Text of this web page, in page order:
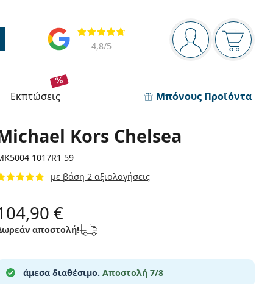
Πίνακας πλοήγησης
Είστε
Το
Αξιολογήσεις
4,8/5
εκπτώσεις Μπόνους Προϊόντα
Kors Chelsea
1017R1 59
με βάση 2 αξιολογήσεις
€
αποστολή!
άμεσα διαθέσιμο. Αποστολή 7/8